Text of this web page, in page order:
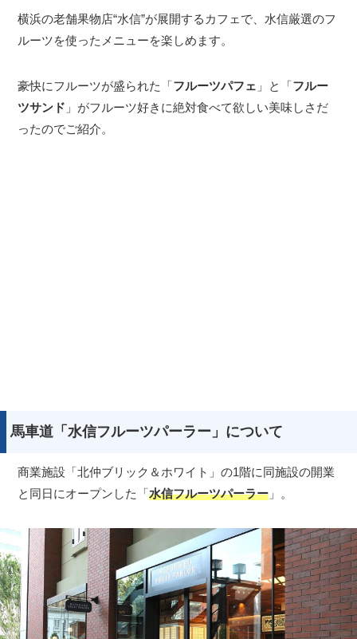
横浜の老舗果物店“水信”が展開するカフェで、水信厳選のフ
ルーツを使ったメニューを楽しめます。
豪快にフルーツが盛られた「フルーツパフェ 」と「フルー
ツサンド 」がフルーツ好きに絶対食べて欲しい美味しさだ
ったのでご紹介。
馬車道「水信フルーツパーラー」について
商業施設「北仲ブリック＆ホワイト」の1階に同施設の開業
と同日にオープンした「水信フルーツパーラー 」。